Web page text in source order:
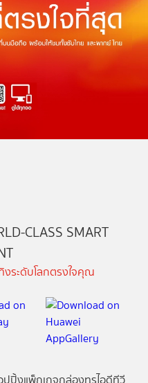
CLASS SMART
ระดับโลกตรงใจคุณ